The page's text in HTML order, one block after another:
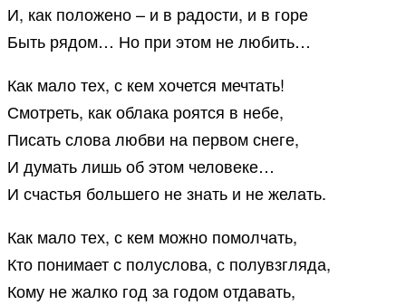
И, как положено – и в радости, и в горе
Быть рядом… Но при этом не любить…
Как мало тех, с кем хочется мечтать!
Смотреть, как облака роятся в небе,
Писать слова любви на первом снеге,
И думать лишь об этом человеке…
И счастья большего не знать и не желать.
Как мало тех, с кем можно помолчать,
Кто понимает с полуслова, с полувзгляда,
Кому не жалко год за годом отдавать,